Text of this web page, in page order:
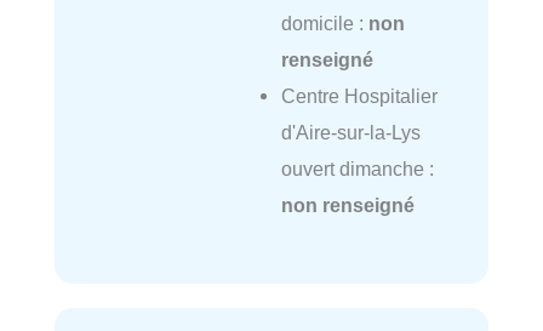
domicile : non
renseigné
Centre Hospitalier
d'Aire-sur-la-Lys
ouvert dimanche :
non renseigné